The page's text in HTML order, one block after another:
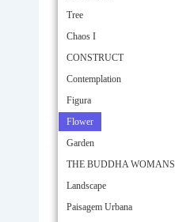
Tree
Chaos I
CONSTRUCT
Contemplation
Figura
Flower
Garden
THE BUDDHA WOMANS
Landscape
Paisagem Urbana